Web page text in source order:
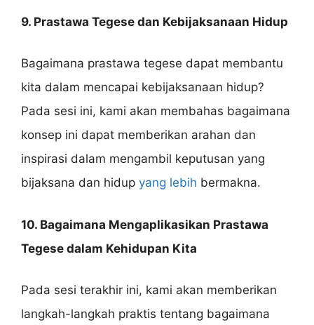
9. Prastawa Tegese dan Kebijaksanaan Hidup
Bagaimana prastawa tegese dapat membantu
kita dalam mencapai kebijaksanaan hidup?
Pada sesi ini, kami akan membahas bagaimana
konsep ini dapat memberikan arahan dan
inspirasi dalam mengambil keputusan yang
bijaksana dan hidup yang lebih bermakna.
10. Bagaimana Mengaplikasikan Prastawa
Tegese dalam Kehidupan Kita
Pada sesi terakhir ini, kami akan memberikan
langkah-langkah praktis tentang bagaimana